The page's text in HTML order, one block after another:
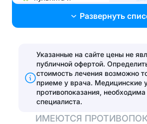
Лечение
пародонтита
Эстетические
реставрации
Отбелить зубы
Развернуть
Указанные на сайте цены не
публичной офертой.
стоимость лечения возможно
приеме у врача. Медицинские
противопоказания, необходима
специалиста.
ИМЕЮТСЯ